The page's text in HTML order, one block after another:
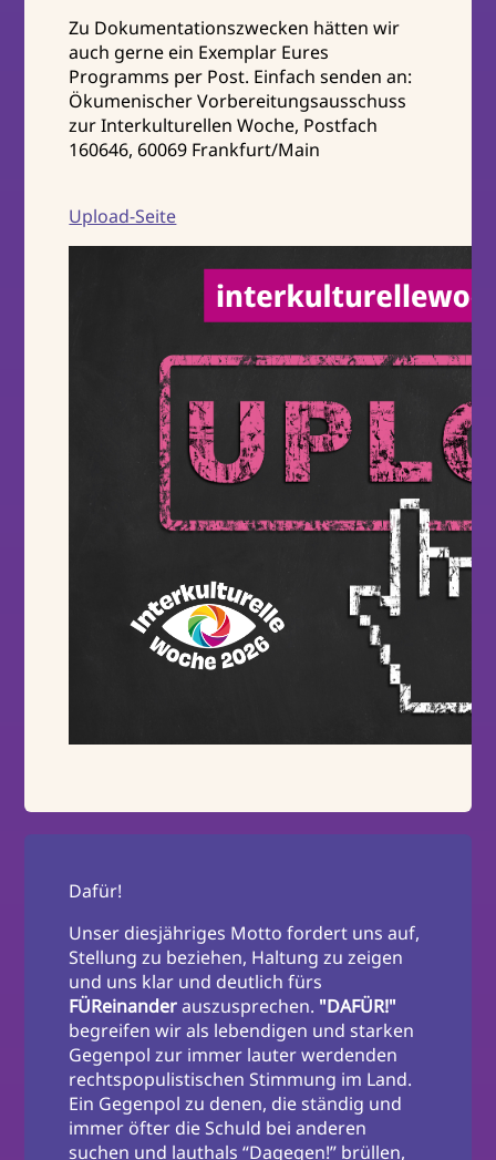
Zu Dokumentationszwecken hätten wir
auch gerne ein Exemplar Eures
Programms per Post. Einfach senden an:
Ökumenischer Vorbereitungsausschuss
zur Interkulturellen Woche, Postfach
160646, 60069 Frankfurt/Main
Upload-Seite
Dafür!
Unser diesjähriges Motto fordert uns auf,
Stellung zu beziehen, Haltung zu zeigen
und uns klar und deutlich fürs
FÜReinanderauszusprechen. "DAFÜR!"
begreifen wir als lebendigen und starken
Gegenpol zur immer lauter werdenden
rechtspopulistischen Stimmung im Land.
Ein Gegenpol zu denen, die ständig und
immer öfter die Schuld bei anderen
suchen und lauthals “Dagegen!” brüllen,